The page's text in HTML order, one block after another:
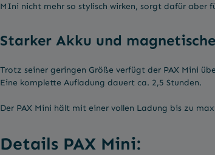
MIni nicht mehr so stylisch wirken, sorgt dafür aber
Starker Akku und
Trotz seiner geringen Größe verfügt der PAX Mini
Eine komplette Aufladung dauert ca. 2,5 Stunden.
Der PAX Mini hält mit einer vollen Ladung bis zu
Details PAX Mini: